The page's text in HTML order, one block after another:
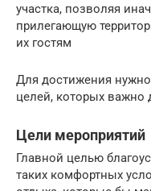
участка, позволяя
прилегающую
их гостям
Для достижения
целей, которых важно
Цели мероприятий
Главной целью
таких комфортных